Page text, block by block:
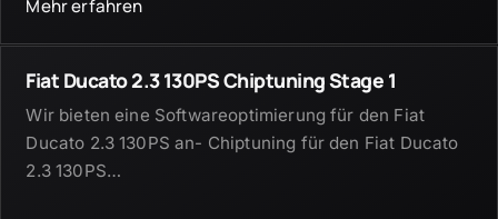
Mehr erfahren
Fiat Ducato 2.3 130PS Chiptuning Stage 1
Wir bieten eine Softwareoptimierung für den Fiat
Ducato 2.3 130PS an- Chiptuning für den Fiat Ducato
2.3 130PS…